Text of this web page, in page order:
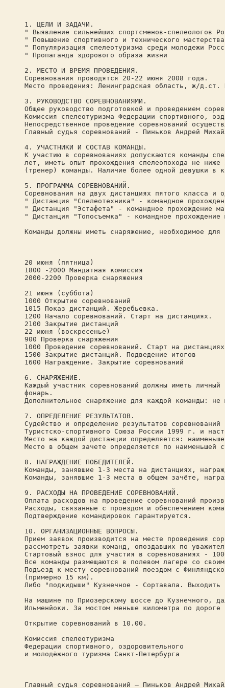
1. ЦЕЛИ И ЗАДАЧИ.
" Выявление сильнейших спортсменов-спелеологов
" Повышение спортивного и технического
" Популяризация спелеотуризма среди молодежи
" Пропаганда здорового образа жизни
2. МЕСТО И ВРЕМЯ ПРОВЕДЕНИЯ.
Соревнования проводятся 20-22 июня 2008 года.
Место проведения: Ленинградская область, ж/д.ст.
3. РУКОВОДСТВО СОРЕВНОВАНИЯМИ.
Общее руководство подготовкой и проведением
Комиссия спелеотуризма Федерации спортивного,
Непосредственное проведение соревнований
Главный судья соревнований - Пиньков Андрей
4. УЧАСТНИКИ И СОСТАВ КОМАНДЫ.
К участию в соревнованиях допускаются команды
лет, иметь опыт прохождения спелеопохода не
(тренер) команды. Наличие более одной девушки в
5. ПРОГРАММА СОРЕВНОВАНИЙ.
Соревнования на двух дистанциях пятого класса и
" Дистанция "Спелеотехника" - командное
" Дистанция "Эстафета" - командное прохождение
" Дистанция "Топосъемка" - командное прохождение
Команды должны иметь снаряжение, необходимое для
20 июня (пятница)
1800 -2000 Мандатная комиссия
2000-2200 Проверка снаряжения
21 июня (суббота)
1000 Открытие соревнований
1015 Показ дистанций. Жеребьевка.
1200 Начало соревнований. Старт на дистанциях.
2100 Закрытие дистанций
22 июня (воскресенье)
900 Проверка снаряжения
1000 Проведение соревнований. Старт на дистанциях
1500 Закрытие дистанций. Подведение итогов
1600 Награждение. Закрытие соревнований
6. СНАРЯЖЕНИЕ.
Каждый участник соревнований должны иметь
фонарь.
Дополнительное снаряжение для каждой команды:
7. ОПРЕДЕЛЕНИЕ РЕЗУЛЬТАТОВ.
Судейство и определение результатов
Туристско-спортивного Союза России 1999 г. и
Место на каждой дистанции определяется:
Место в общем зачете определяется по наименьшей
8. НАГРАЖДЕНИЕ ПОБЕДИТЕЛЕЙ.
Команды, занявшие 1-3 места на дистанциях,
Команды, занявшие 1-3 места в общем зачёте,
9. РАСХОДЫ НА ПРОВЕДЕНИЕ СОРЕВНОВАНИЙ.
Оплата расходов на проведение соревнований
Расходы, связанные с проездом и обеспечением
Подтверждение командировок гарантируется.
10. ОРГАНИЗАЦИОННЫЕ ВОПРОСЫ.
Прием заявок производится на месте проведения
рассмотреть заявки команд, опоздавших по
Стартовый взнос для участия в соревнованиях -
Все команды размещаются в полевом лагере со
Подъезд к месту соревнований поездом с
(примерно 15 км).
Либо "подкидыши" Кузнечное - Сортавала.
На машине по Приозерскому шоссе до Кузнечного,
Ильменйоки. За мостом меньше километра по
Открытие соревнований в 10.00.
Комиссия спелеотуризма
Федерации спортивного, оздоровительного
и молодёжного туризма Санкт-Петербурга
Главный судья соревнований – Пиньков Андрей